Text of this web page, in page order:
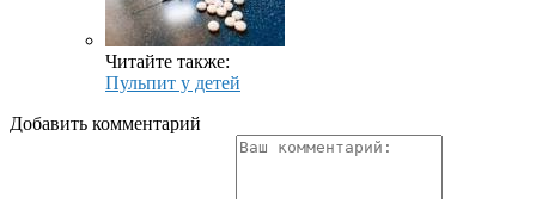
Читайте также:
Пульпит у детей
Добавить комментарий